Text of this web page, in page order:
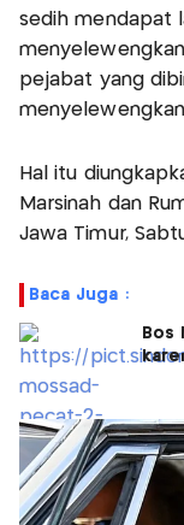
sedih mendapat
pejabat yang
Hal itu
Marsinah dan
Jawa Timur,
Baca Juga :
Bos